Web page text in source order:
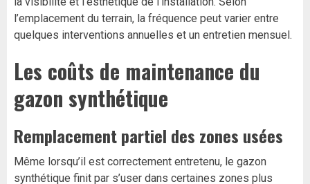
l’emplacement du terrain, la fréquence peut varier entre
quelques interventions annuelles et un entretien mensuel.
Les coûts de maintenance du
gazon synthétique
Remplacement partiel des zones usées
Même lorsqu’il est correctement entretenu, le gazon
synthétique finit par s’user dans certaines zones plus